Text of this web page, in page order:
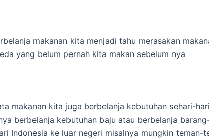
makanan kita menjadi tahu merasakan
yang belum pernah kita makan sebelum nya
makanan kita juga berbelanja kebutuhan sehari-
berbelanja kebutuhan baju atau berbelanja
Indonesia ke luar negeri misalnya mungkin teman-